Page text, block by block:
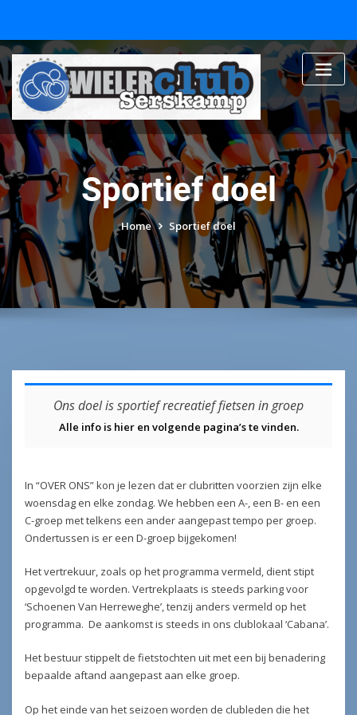
content
Sportief doel
Home Sportief doel
Ons doel is sportief recreatief fietsen in groep
Alle info is hier en volgende pagina’s te vinden.
In “OVER ONS” kon je lezen dat er clubritten voorzien zijn elke
woensdag en elke zondag. We hebben een A-, een B- en een
C-groep met telkens een ander aangepast tempo per groep.
Ondertussen is er een D-groep bijgekomen!
Het vertrekuur, zoals op het programma vermeld, dient stipt
opgevolgd te worden. Vertrekplaats is steeds parking voor
‘Schoenen Van Herreweghe’, tenzij anders vermeld op het
programma. De aankomst is steeds in ons clublokaal ‘Cabana’.
Het bestuur stippelt de fietstochten uit met een bij benadering
bepaalde aftand aangepast aan elke groep.
Op het einde van het seizoen worden de clubleden die het